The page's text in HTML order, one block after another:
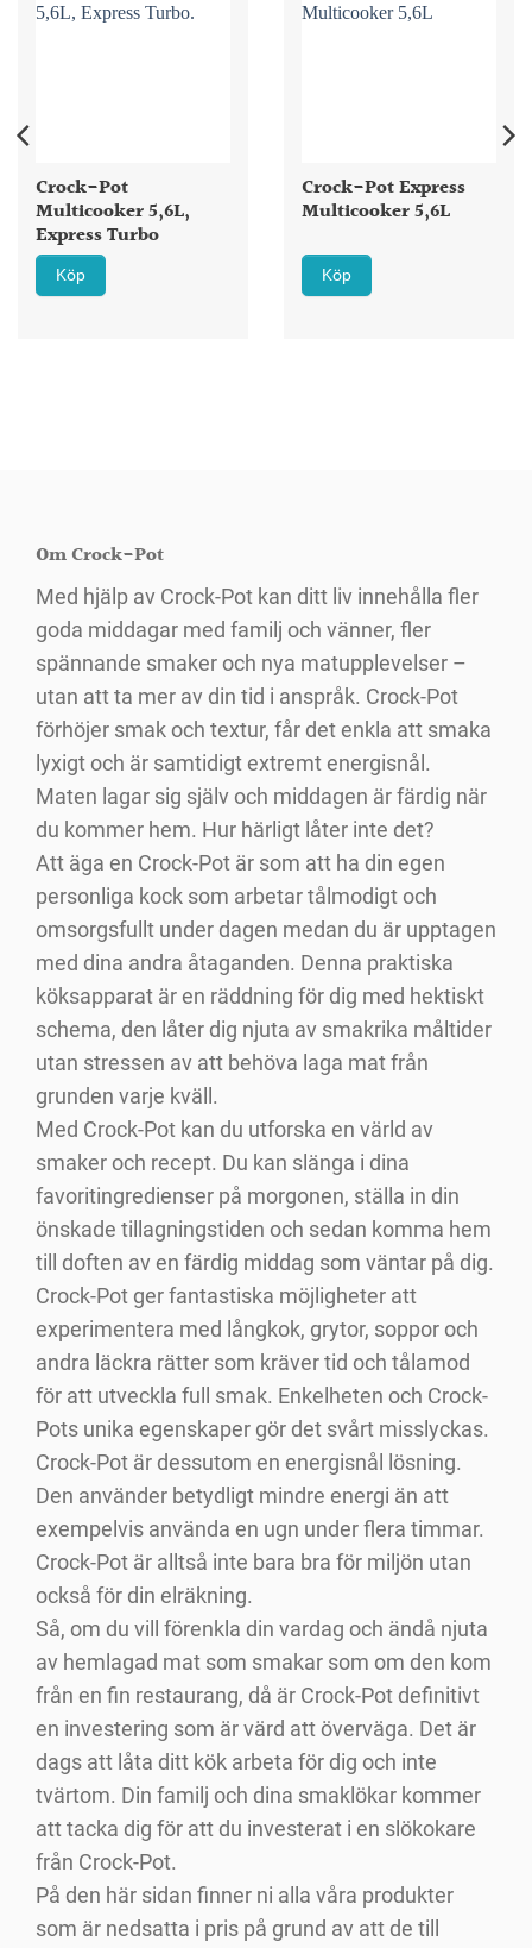
Crock-Pot
Multicooker 5,6L,
Express Turbo
Köp
Crock-Pot Express
Multicooker 5,6L
Köp
Om Crock-Pot
Med hjälp av Crock-Pot kan ditt liv innehålla fler
goda middagar med familj och vänner, fler
spännande smaker och nya matupplevelser –
utan att ta mer av din tid i anspråk. Crock-Pot
förhöjer smak och textur, får det enkla att smaka
lyxigt och är samtidigt extremt energisnål.
Maten lagar sig själv och middagen är färdig när
du kommer hem. Hur härligt låter inte det?
Att äga en Crock-Pot är som att ha din egen
personliga kock som arbetar tålmodigt och
omsorgsfullt under dagen medan du är upptagen
med dina andra åtaganden. Denna praktiska
köksapparat är en räddning för dig med hektiskt
schema, den låter dig njuta av smakrika måltider
utan stressen av att behöva laga mat från
grunden varje kväll.
Med Crock-Pot kan du utforska en värld av
smaker och recept. Du kan slänga i dina
favoritingredienser på morgonen, ställa in din
önskade tillagningstiden och sedan komma hem
till doften av en färdig middag som väntar på dig.
Crock-Pot ger fantastiska möjligheter att
experimentera med långkok, grytor, soppor och
andra läckra rätter som kräver tid och tålamod
för att utveckla full smak. Enkelheten och Crock-
Pots unika egenskaper gör det svårt misslyckas.
Crock-Pot är dessutom en energisnål lösning.
Den använder betydligt mindre energi än att
exempelvis använda en ugn under flera timmar.
Crock-Pot är alltså inte bara bra för miljön utan
också för din elräkning.
Så, om du vill förenkla din vardag och ändå njuta
av hemlagad mat som smakar som om den kom
från en fin restaurang, då är Crock-Pot definitivt
en investering som är värd att överväga. Det är
dags att låta ditt kök arbeta för dig och inte
tvärtom. Din familj och dina smaklökar kommer
att tacka dig för att du investerat i en slökokare
från Crock-Pot.
På den här sidan finner ni alla våra produkter
som är nedsatta i pris på grund av att de till